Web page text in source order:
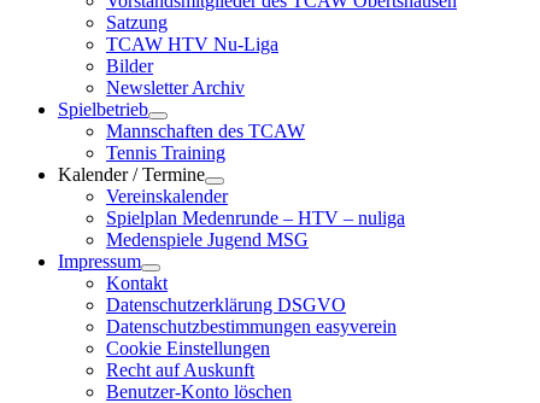
Satzung
TCAW HTV Nu-Liga
Bilder
Newsletter Archiv
Spielbetrieb
Mannschaften des TCAW
Tennis Training
Kalender / Termine
Vereinskalender
Spielplan Medenrunde – HTV – nuliga
Medenspiele Jugend MSG
Impressum
Kontakt
Datenschutzerklärung DSGVO
Datenschutzbestimmungen easyverein
Cookie Einstellungen
Recht auf Auskunft
Benutzer-Konto löschen